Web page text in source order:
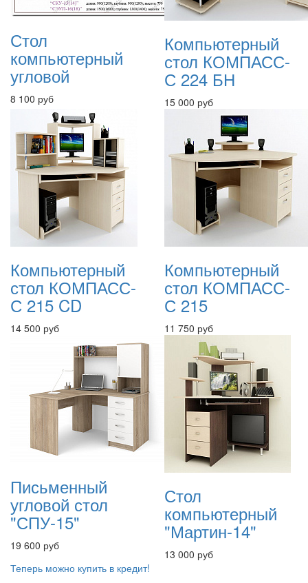
Стол
компьютерный
угловой
8 100 руб
Компьютерный
стол КОМПАСС-
С 224 БН
15 000 руб
Компьютерный
стол КОМПАСС-
С 215 CD
14 500 руб
Компьютерный
стол КОМПАСС-
С 215
11 750 руб
Письменный
угловой стол
"СПУ-15"
19 600 руб
Стол
компьютерный
"Мартин-14"
13 000 руб
Теперь можно купить в кредит!